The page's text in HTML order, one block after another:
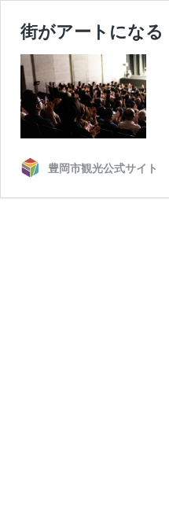
街がアートになる
豊岡市観光公式サイト